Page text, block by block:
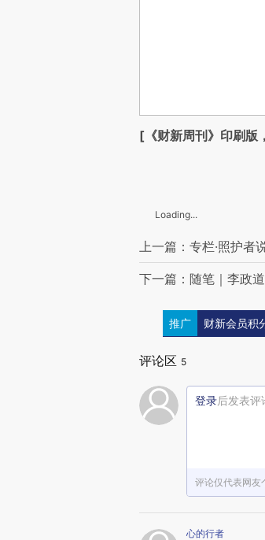
[《财新周刊》印刷版，
Loading...
上一篇：专栏·照护者
下一篇：随笔｜李政
推广 财新会员积
评论区 5
登录后发表评
评论仅代表网友
心的行者